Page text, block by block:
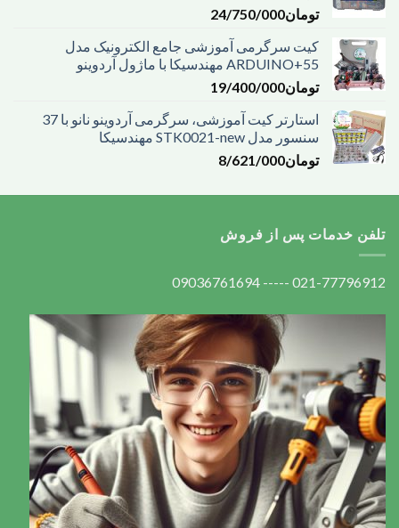
تومان24/750/000
کیت سرگرمی آموزشی جامع الکترونیک مدل
ARDUINO+55 مهندسیکا با ماژول آردوینو
تومان19/400/000
استارتر کیت آموزشی، سرگرمی آردوینو نانو با 37
سنسور مدل STK0021-new مهندسیکا
تومان8/621/000
تلفن خدمات پس از فروش
021-77796912 ----- 09036761694